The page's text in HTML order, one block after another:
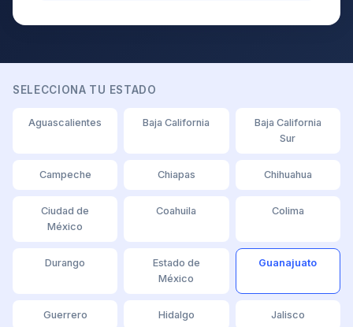
SELECCIONA TU ESTADO
Aguascalientes Baja California
Baja California
Sur
Campeche Chiapas Chihuahua
Ciudad de
México
Coahuila Colima
Durango
Estado de
México
Guanajuato
Guerrero Hidalgo Jalisco